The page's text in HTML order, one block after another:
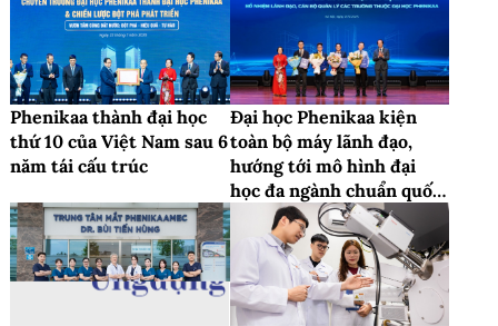
Phenikaa thành đại học
thứ 10 của Việt Nam sau 6
năm tái cấu trúc
Đại học Phenikaa kiện
toàn bộ máy lãnh đạo,
hướng tới mô hình đại
học đa ngành chuẩn quốc
tế